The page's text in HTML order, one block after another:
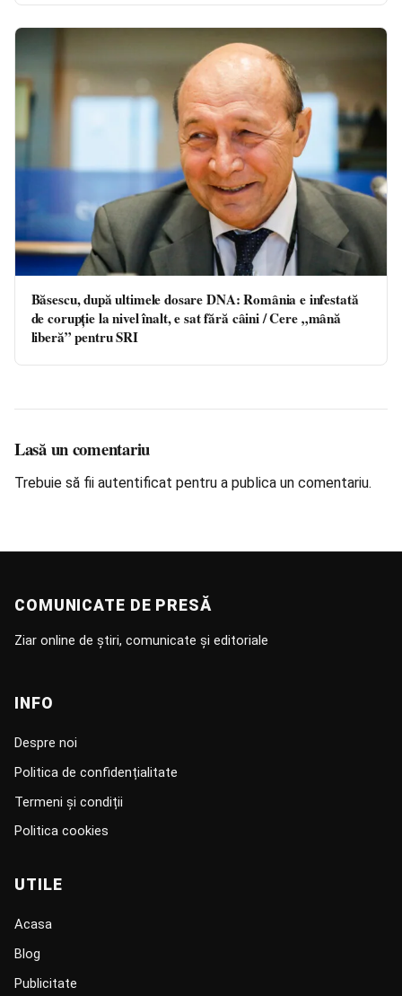
Băsescu, după ultimele dosare DNA: România e infestată
de corupţie la nivel înalt, e sat fără câini / Cere „mână
liberă” pentru SRI
Lasă un comentariu
Trebuie să fii autentificat pentru a publica un comentariu.
COMUNICATE DE PRESĂ
Ziar online de știri, comunicate și editoriale
INFO
Despre noi
Politica de confidențialitate
Termeni și condiții
Politica cookies
UTILE
Acasa
Blog
Publicitate